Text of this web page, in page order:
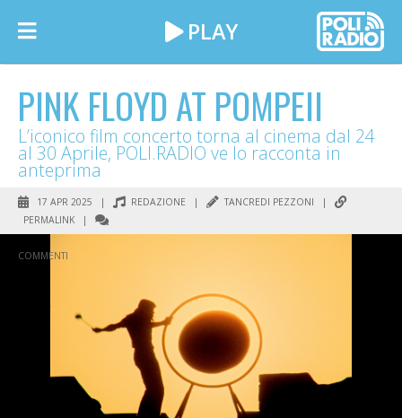
PINK FLOYD AT POMPEII
L’iconico film concerto torna al cinema dal 24
al 30 Aprile, POLI.RADIO ve lo racconta in
anteprima
17 APR 2025 | REDAZIONE | TANCREDI PEZZONI
|
PERMALINK
|
COMMENTI